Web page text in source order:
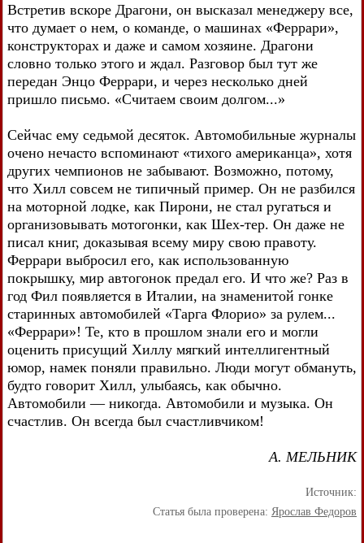
Встретив вскоре Драгони, он высказал менеджеру все,
что думает о нем, о команде, о машинах «Феррари»,
конструкторах и даже и самом хозяине. Драгони
словно только этого и ждал. Разговор был тут же
передан Энцо Феррари, и через несколько дней
пришло письмо. «Считаем своим долгом...»
Сейчас ему седьмой десяток. Автомобильные журналы
очено нечасто вспоминают «тихого американца», хотя
других чемпионов не забывают. Возможно, потому,
что Хилл совсем не типичный пример. Он не разбился
на моторной лодке, как Пирони, не стал ругаться и
организовывать мотогонки, как Шех-тер. Он даже не
писал книг, доказывая всему миру свою правоту.
Феррари выбросил его, как использованную
покрышку, мир автогонок предал его. И что же? Раз в
год Фил появляется в Италии, на знаменитой гонке
старинных автомобилей «Тарга Флорио» за рулем...
«Феррари»! Те, кто в прошлом знали его и могли
оценить присущий Хиллу мягкий интеллигентный
юмор, намек поняли правильно. Люди могут обмануть,
будто говорит Хилл, улыбаясь, как обычно.
Автомобили — никогда. Автомобили и музыка. Он
счастлив. Он всегда был счастливчиком!
А. МЕЛЬНИК
Источник:
Статья была проверена: Ярослав Федоров